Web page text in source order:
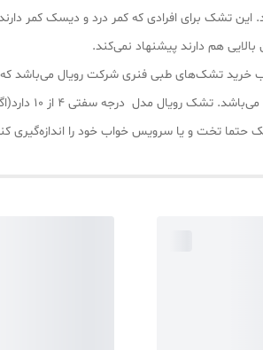
این تشک برای افرادی که کمر درد و دیسک
بالایی هم دارند پیشنهاد نمی‌کند.
تشک‌های طبی فنری شرکت رویال می‌باشد که
حتما تخت و یا سرویس خواب خود را اندازه‌گیری